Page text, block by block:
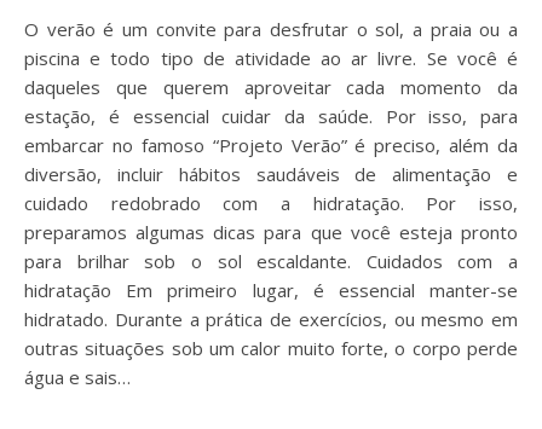
O verão é um convite para desfrutar o sol, a praia ou a
piscina e todo tipo de atividade ao ar livre. Se você é
daqueles que querem aproveitar cada momento da
estação, é essencial cuidar da saúde. Por isso, para
embarcar no famoso “Projeto Verão” é preciso, além da
diversão, incluir hábitos saudáveis de alimentação e
cuidado redobrado com a hidratação. Por isso,
preparamos algumas dicas para que você esteja pronto
para brilhar sob o sol escaldante. Cuidados com a
hidratação Em primeiro lugar, é essencial manter-se
hidratado. Durante a prática de exercícios, ou mesmo em
outras situações sob um calor muito forte, o corpo perde
água e sais…